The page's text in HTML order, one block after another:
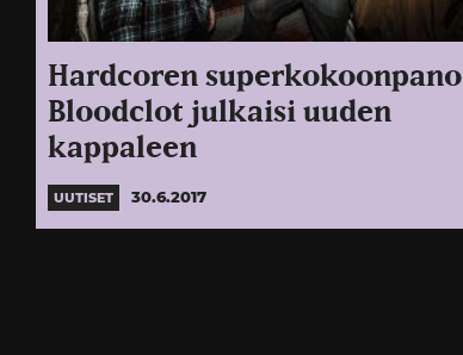
Hardcoren superkokoonpano
Bloodclot julkaisi uuden
kappaleen
UUTISET 30.6.2017